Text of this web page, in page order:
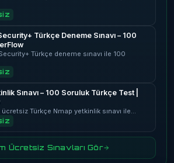
Türkçe Deneme Sınavı – 100
Türkçe deneme sınavı ile 100
Sınavı – 100 Soruluk Türkçe Test |
Türkçe Nmap yetkinlik sınavı ile…
Ücretsiz Sınavları Gör